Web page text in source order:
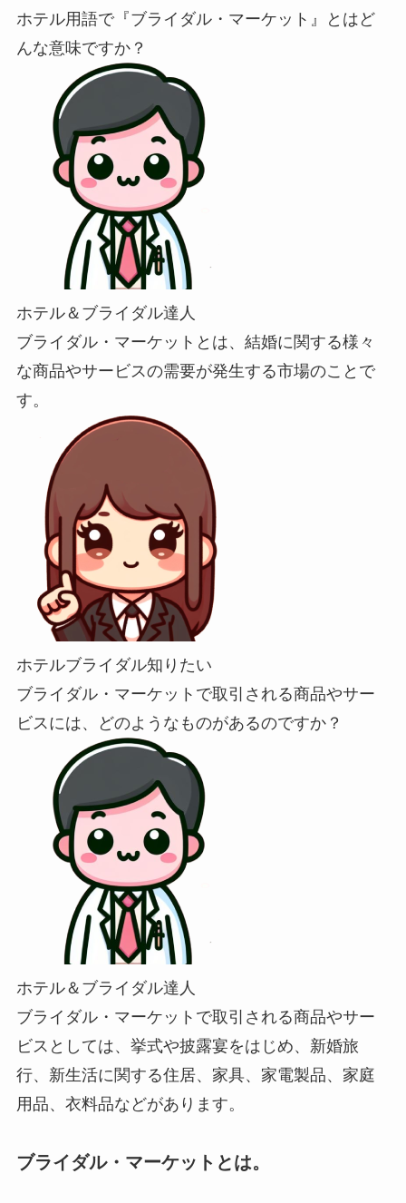
ホテル用語で『ブライダル・マーケット』とはど
んな意味ですか？
ホテル＆ブライダル達人
ブライダル・マーケットとは、結婚に関する様々
な商品やサービスの需要が発生する市場のことで
す。
ホテルブライダル知りたい
ブライダル・マーケットで取引される商品やサー
ビスには、どのようなものがあるのですか？
ホテル＆ブライダル達人
ブライダル・マーケットで取引される商品やサー
ビスとしては、挙式や披露宴をはじめ、新婚旅
行、新生活に関する住居、家具、家電製品、家庭
用品、衣料品などがあります。
ブライダル・マーケットとは。